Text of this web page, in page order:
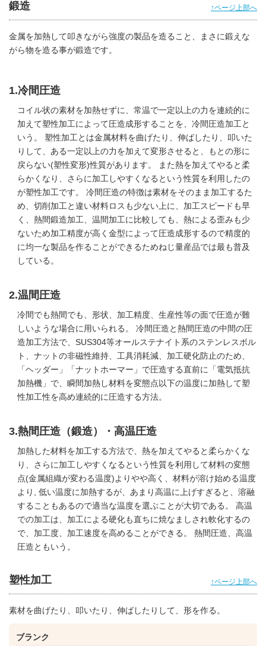
鍛造 ↑ページ上部へ
金属を加熱して叩きながら強度の製品を造ること、まさに鍛えな
がら物を造る事が鍛造です。
1.冷間圧造
コイル状の素材を加熱せずに、常温で一定以上の力を連続的に
加えて塑性加工によって圧造成形することを、冷間圧造加工と
いう。 塑性加工とは金属材料を曲げたり、伸ばしたり、叩いた
りして、ある一定以上の力を加えて変形させると、もとの形に
戻らない(塑性変形)性質があります。 また熱を加えてやると柔
らかくなり、さらに加工しやすくなるという性質を利用したの
が塑性加工です。 冷間圧造の特徴は素材をそのまま加工するた
め、切削加工と違い材料ロスも少ない上に、加工スピードも早
く、熱間鍛造加工、温間加工に比較しても、熱による歪みも少
ないため加工精度が高く金型によって圧造成形するので精度的
に均一な製品を作ることができるためねじ量産品では最も普及
している。
2.温間圧造
冷間でも熱間でも、形状、加工精度、生産性等の面で圧造が難
しいような場合に用いられる。 冷間圧造と熱間圧造の中間の圧
造加工方法で、SUS304等オールステナイト系のステンレスボル
ト、ナットの非磁性維持、工具消耗減、加工硬化防止のため、
「ヘッダー」「ナットホーマー」で圧造する直前に「電気抵抗
加熱機」で、瞬間加熱し材料を変態点以下の温度に加熱して塑
性加工性を高め連続的に圧造する方法。
3.熱間圧造（鍛造）・高温圧造
加熱した材料を加工する方法で、熱を加えてやると柔らかくな
り、さらに加工しやすくなるという性質を利用して材料の変態
点(金属組織が変わる温度)よりやや高く、材料が溶け始める温度
より, 低い温度に加熱するが、あまり高温に上げすぎると、溶融
することもあるので適当な温度を選ぶことが大切である。 高温
での加工は、加工による硬化も直ちに焼なましされ軟化するの
で、加工度、加工速度を高めることができる。 熱間圧造、高温
圧造ともいう。
塑性加工 ↑ページ上部へ
素材を曲げたり、叩いたり、伸ばしたりして、形を作る。
ブランク